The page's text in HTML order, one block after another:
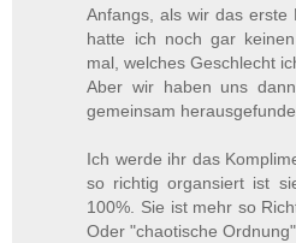
Anfangs, als wir das erste
hatte ich noch gar
mal, welches Geschlecht
Aber wir haben uns
gemeinsam
Ich werde ihr das
so richtig organsiert ist
100%. Sie ist mehr so
Oder "chaotische